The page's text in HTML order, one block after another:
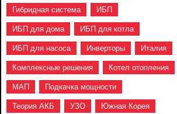
Гибридная система ИБП
ИБП для дома ИБП для котла
ИБП для насоса Инверторы Италия
Комплексные решения Котел отопления
МАП Подкачка мощности
Теория АКБ УЗО Южная Корея